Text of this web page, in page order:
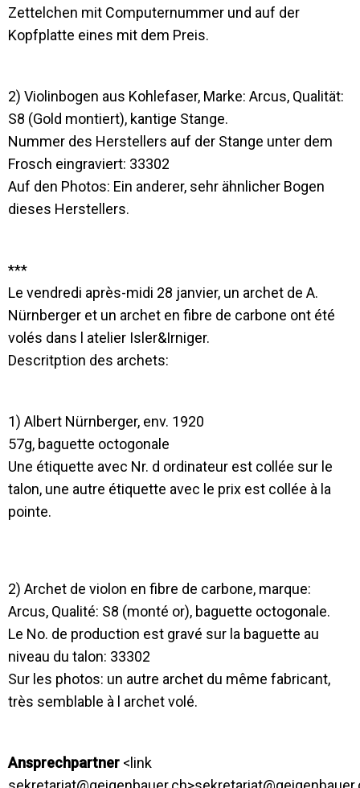
Zettelchen mit Computernummer und auf der
Kopfplatte eines mit dem Preis.
2) Violinbogen aus Kohlefaser, Marke: Arcus, Qualität:
S8 (Gold montiert), kantige Stange.
Nummer des Herstellers auf der Stange unter dem
Frosch eingraviert: 33302
Auf den Photos: Ein anderer, sehr ähnlicher Bogen
dieses Herstellers.
***
Le vendredi après-midi 28 janvier, un archet de A.
Nürnberger et un archet en fibre de carbone ont été
volés dans l atelier Isler&Irniger.
Descritption des archets:
1) Albert Nürnberger, env. 1920
57g, baguette octogonale
Une étiquette avec Nr. d ordinateur est collée sur le
talon, une autre étiquette avec le prix est collée à la
pointe.
2) Archet de violon en fibre de carbone, marque:
Arcus, Qualité: S8 (monté or), baguette octogonale.
Le No. de production est gravé sur la baguette au
niveau du talon: 33302
Sur les photos: un autre archet du même fabricant,
très semblable à l archet volé.
Ansprechpartner <link